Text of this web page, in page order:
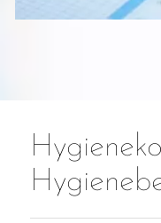
Kontakt